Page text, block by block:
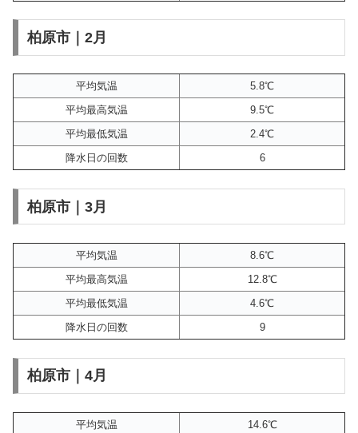
柏原市｜2月
平均気温
5.8℃
平均最高気温
9.5℃
平均最低気温
2.4℃
降水日の回数
6
柏原市｜3月
平均気温
8.6℃
平均最高気温
12.8℃
平均最低気温
4.6℃
降水日の回数
9
柏原市｜4月
平均気温 14.6℃